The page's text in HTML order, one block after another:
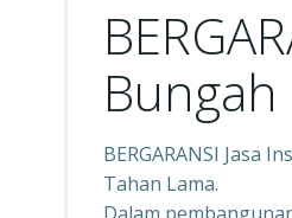
Bungah
BERGARANSI Jasa
Tahan Lama.